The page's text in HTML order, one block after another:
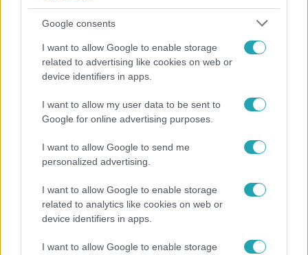
Google consents
I want to allow Google to enable storage
related to advertising like cookies on web or
device identifiers in apps.
I want to allow my user data to be sent to
Google for online advertising purposes.
I want to allow Google to send me
personalized advertising.
I want to allow Google to enable storage
related to analytics like cookies on web or
device identifiers in apps.
I want to allow Google to enable storage
13:37
Öt gyereket neveltek fel közösen – szinte sosem
mutatja meg férjét Ungár Anikó